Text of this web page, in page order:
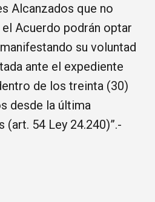
Alcanzados que no
Acuerdo podrán optar
su voluntad
ante el expediente
de los treinta (30)
desde la última
54 Ley 24.240)”.-